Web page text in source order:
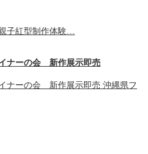
制作体験…
ナーの会 新作展示即売
ナーの会 新作展示即売 沖縄県フ